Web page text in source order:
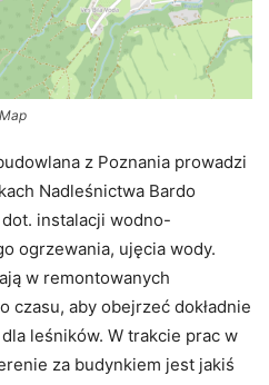
z Poznania prowadzi
Nadleśnictwa Bardo
dot. instalacji wodno-
ogrzewania, ujęcia wody.
w remontowanych
czasu, aby obejrzeć dokładnie
leśników. W trakcie prac w
za budynkiem jest jakiś